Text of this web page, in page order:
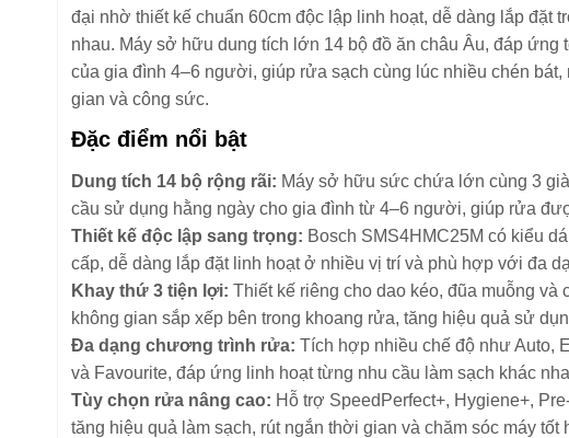
đại nhờ thiết kế chuẩn 60cm độc lập linh hoạt, dễ dàng lắp đặt
nhau. Máy sở hữu dung tích lớn 14 bộ đồ ăn châu Âu, đáp ứng
của gia đình 4–6 người, giúp rửa sạch cùng lúc nhiều chén bát,
gian và công sức.
Đặc điểm nổi bật
Dung tích 14 bộ rộng rãi: Máy sở hữu sức chứa lớn cùng 3
cầu sử dụng hằng ngày cho gia đình từ 4–6 người, giúp rửa
Thiết kế độc lập sang trọng: Bosch SMS4HMC25M có kiểu
cấp, dễ dàng lắp đặt linh hoạt ở nhiều vị trí và phù hợp với đa
Khay thứ 3 tiện lợi: Thiết kế riêng cho dao kéo, đũa muỗng và
không gian sắp xếp bên trong khoang rửa, tăng hiệu quả sử
Đa dạng chương trình rửa: Tích hợp nhiều chế độ như Auto,
và Favourite, đáp ứng linh hoạt từng nhu cầu làm sạch khác
Tùy chọn rửa nâng cao: Hỗ trợ SpeedPerfect+, Hygiene+,
tăng hiệu quả làm sạch, rút ngắn thời gian và chăm sóc máy tốt